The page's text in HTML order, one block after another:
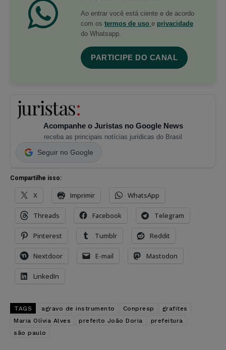
Ao entrar você está ciente e de acordo
com os termos de uso e privacidade
do Whatsapp.
PARTICIPE DO CANAL
Acompanhe o Juristas no Google News
receba as principais notícias jurídicas do Brasil
Seguir no Google
Compartilhe isso:
X Imprimir WhatsApp
Threads Facebook Telegram
Pinterest Tumblr Reddit
Nextdoor E-mail Mastodon
LinkedIn
TAGS agravo de instrumento Conpresp
grafites
Maria Olívia Alves
prefeito João Doria
prefeitura
são paulo